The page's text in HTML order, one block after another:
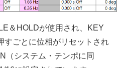
＆HOLDが使用され、KEY
すごとに位相がリセットされ
（システム・テンポに同